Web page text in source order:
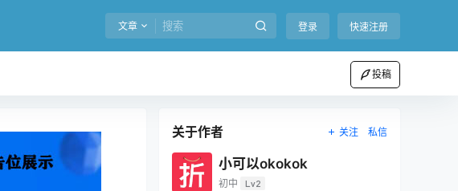
文章 登录 快速注册
投稿
关于作者 关注 私信
小可以okokok
初中 Lv2